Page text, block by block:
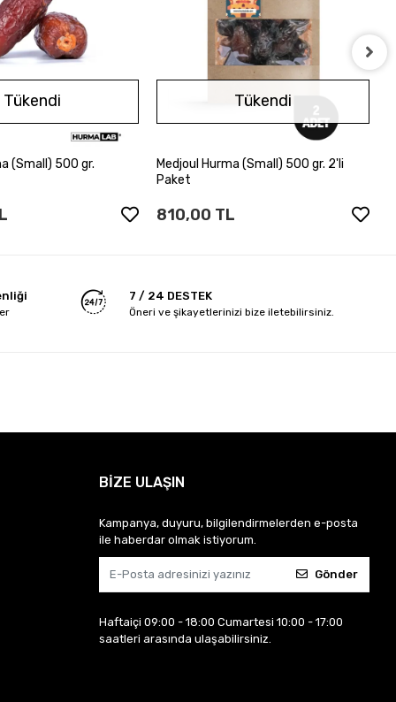
Stokta Yok
Tükendi
(Small) 500 gr.
Stokta Yok
Tükendi
Medjoul Hurma (Small) 500 gr. 2'li
Paket
810,00 TL
7 / 24 DESTEK
Öneri ve şikayetlerinizi bize iletebilirsiniz.
BİZE ULAŞIN
Kampanya, duyuru, bilgilendirmelerden e-posta
ile haberdar olmak istiyorum.
Gönder
Haftaiçi 09:00 - 18:00 Cumartesi 10:00 - 17:00
saatleri arasında ulaşabilirsiniz.